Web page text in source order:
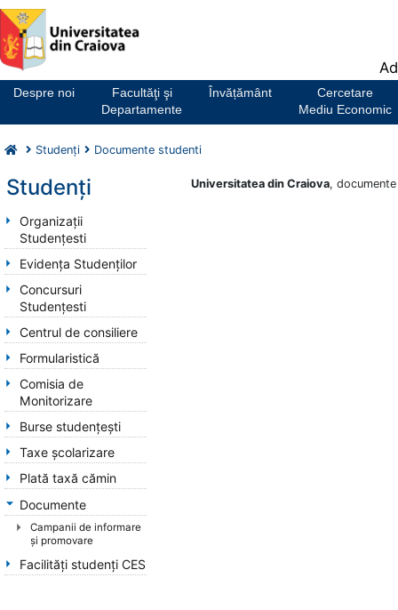
Notă:
Acest
website
un
sistem
accesibilitate.
Despre noi
Facultăţi şi
Departamente
Învățământ
Cercetare
Mediu Economic
Studenți Documente studenti
Studenți
Organizații
Studențesti
Evidența Studenților
Concursuri
Studențesti
Centrul de consiliere
Formularistică
Comisia de
Monitorizare
Burse studenţești
Taxe școlarizare
Plată taxă cămin
Documente
Campanii de informare
și promovare
Facilități studenți CES
Universitatea din Craiova,